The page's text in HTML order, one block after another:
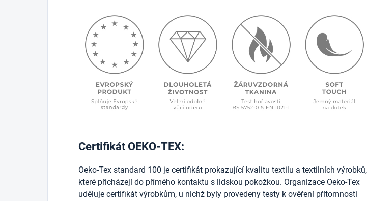
Certifikát OEKO-TEX:
Oeko-Tex standard 100 je certifikát prokazující kvalitu textilu a textilních výrobků,
které přicházejí do přímého kontaktu s lidskou pokožkou. Organizace Oeko-Tex
uděluje certifikát výrobkům, u nichž byly provedeny testy k ověření přítomnosti